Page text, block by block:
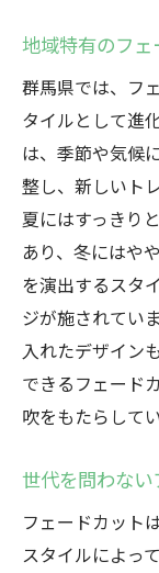
地域特有のフ
群馬県では、フ
タイルとして進
は、季節や気候
整し、新しいト
夏にはすっきり
あり、冬にはや
を演出するスタ
ジが施されてい
入れたデザイン
できるフェード
吹をもたらしてい
世代を問わな
フェードカット
スタイルによっ